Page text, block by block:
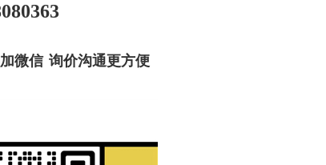
微信 询价沟通更方便